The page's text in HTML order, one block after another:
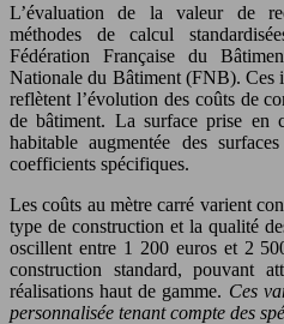
L’évaluation de la valeur de
méthodes de calcul
Fédération Française du
Nationale du Bâtiment (FNB). Ces
reflètent l’évolution des coûts de
de bâtiment. La surface prise en
habitable augmentée des
coefficients spécifiques.
Les coûts au mètre carré varient
type de construction et la qualité
oscillent entre 1 200 euros et 2
construction standard, pouvant
réalisations haut de gamme. Ces
personnalisée tenant compte des